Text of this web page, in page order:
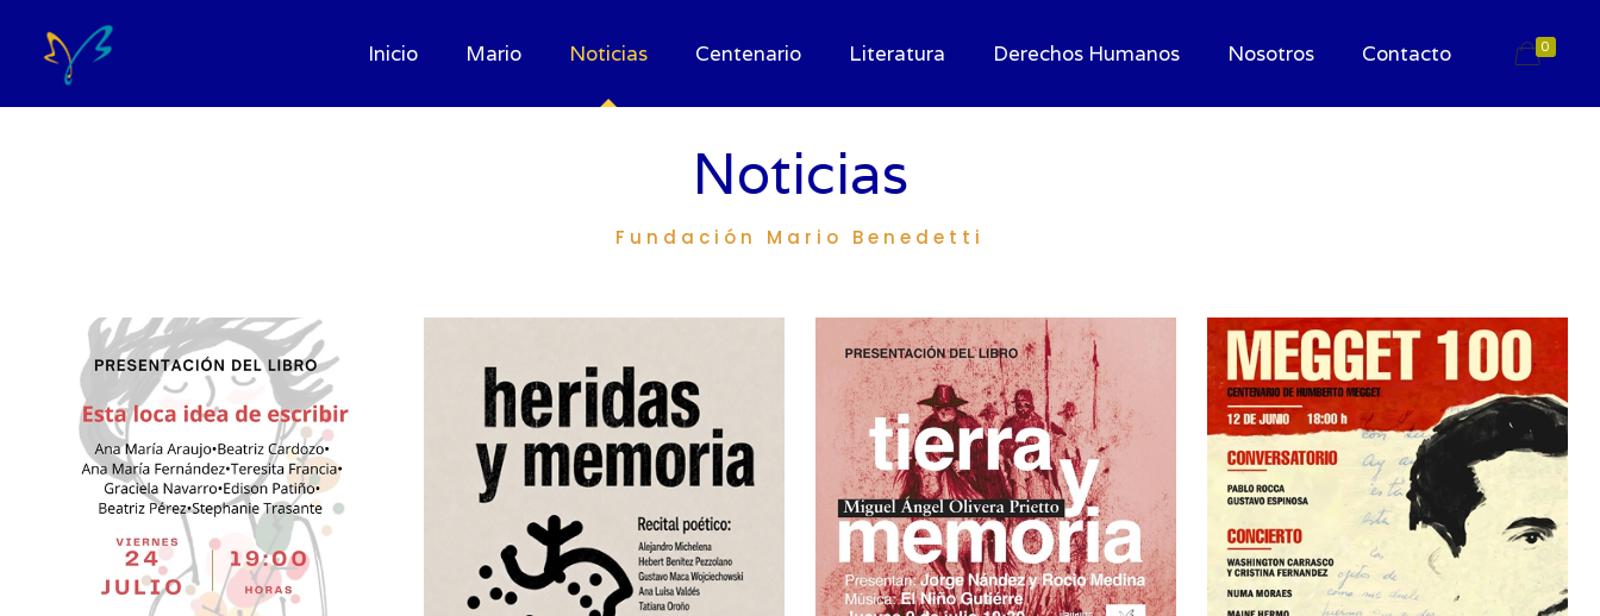
Inicio Mario Noticias Centenario Literatura Derechos Humanos Nosotros Contacto 0
Noticias
Fundación Mario Benedetti